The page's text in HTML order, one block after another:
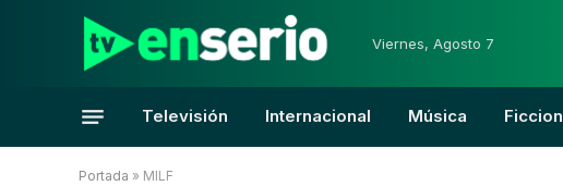
Viernes, Agosto 7
Televisión Internacional Música Ficcion
Portada » MILF